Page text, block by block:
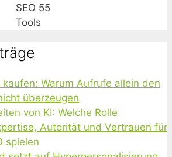
SEO 55
Tools
kaufen: Warum Aufrufe allein den
überzeugen
von KI: Welche Rolle
Autorität und Vertrauen für
spielen